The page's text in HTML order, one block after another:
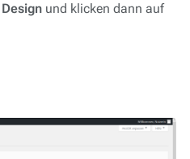
Design und klicken dann auf